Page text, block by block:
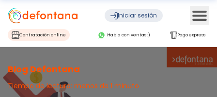
Iniciar sesión
Contratación online Habla con ventas :) Pago express
Blog Defontana
Tiempo de lectura: menos de 1 minuto